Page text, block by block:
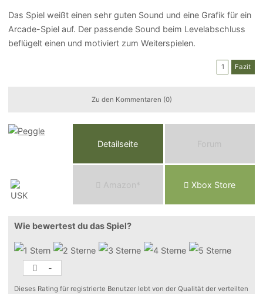
Das Spiel weißt einen sehr guten Sound und eine Grafik für ein
Arcade-Spiel auf. Der passende Sound beim Levelabschluss
beflügelt einen und motiviert zum Weiterspielen.
1 Fazit
Zu den Kommentaren (0)
Detailseite Forum
Ama o n* Xbox Store
Wie bewertest du das Spiel?
-
Dieses Rating für registrierte Benutzer lebt von der Qualität der verteilten